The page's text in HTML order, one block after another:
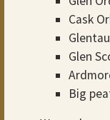
Cask
Glen
Big